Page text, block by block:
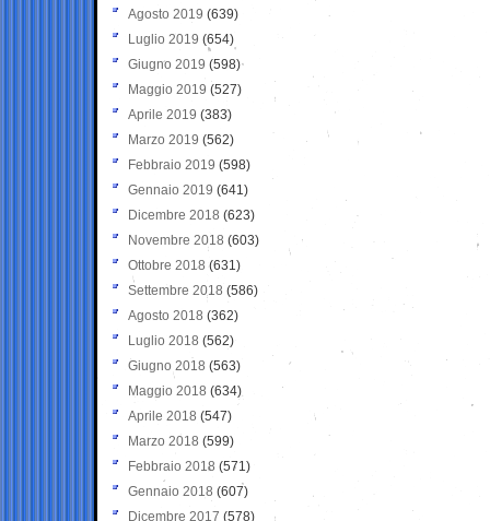
Agosto 2019 (639)
Luglio 2019 (654)
Giugno 2019 (598)
Maggio 2019 (527)
Aprile 2019 (383)
Marzo 2019 (562)
Febbraio 2019 (598)
Gennaio 2019 (641)
Dicembre 2018 (623)
Novembre 2018 (603)
Ottobre 2018 (631)
Settembre 2018 (586)
Agosto 2018 (362)
Luglio 2018 (562)
Giugno 2018 (563)
Maggio 2018 (634)
Aprile 2018 (547)
Marzo 2018 (599)
Febbraio 2018 (571)
Gennaio 2018 (607)
Dicembre 2017 (578)